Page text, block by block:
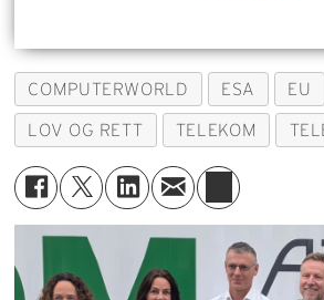
COMPUTERWORLD ESA EU
LOV OG RETT TELEKOM